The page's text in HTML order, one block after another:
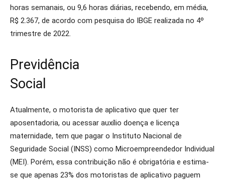
horas semanais, ou 9,6 horas diárias, recebendo, em média,
R$ 2.367, de acordo com pesquisa do IBGE realizada no 4º
trimestre de 2022.
Previdência
Social
Atualmente, o motorista de aplicativo que quer ter
aposentadoria, ou acessar auxílio doença e licença
maternidade, tem que pagar o Instituto Nacional de
Seguridade Social (INSS) como Microempreendedor Individual
(MEI). Porém, essa contribuição não é obrigatória e estima-
se que apenas 23% dos motoristas de aplicativo paguem